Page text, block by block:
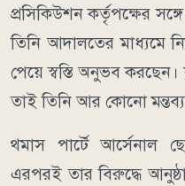
প্রসিকিউশন কর্তৃপক্ষের
তিনি আদালতের মাধ্যমে
পেয়ে স্বস্তি অনুভব
তাই তিনি আর কোনো
থমাস পার্টে আর্সেনাল
এরপরই তার বিরুদ্ধে